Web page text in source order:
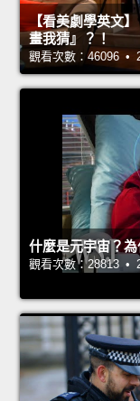
【看美劇學英文
畫我猜』？！
觀看次數：46096 •
什麼是元宇宙？
觀看次數：28813 •